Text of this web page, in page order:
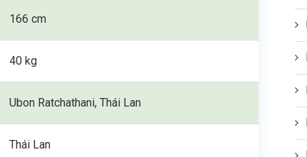
166 cm
40 kg
Ubon Ratchathani, Thái Lan
Thái Lan